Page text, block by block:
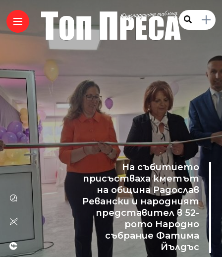
На събитието
присъстваха кметът
на община Радослав
Ревански и народният
представител в 52-
рото Народно
събрание Фатима
Йълдъс